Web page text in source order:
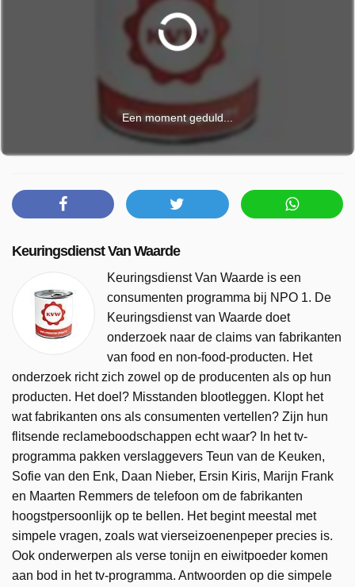
Een moment geduld...
Keuringsdienst Van Waarde
Keuringsdienst Van Waarde is een
consumenten programma bij NPO 1. De
Keuringsdienst van Waarde doet
onderzoek naar de claims van fabrikanten
van food en non-food-producten. Het
onderzoek richt zich zowel op de producenten als op hun
producten. Het doel? Misstanden blootleggen. Klopt het
wat fabrikanten ons als consumenten vertellen? Zijn hun
flitsende reclameboodschappen echt waar? In het tv-
programma pakken verslaggevers Teun van de Keuken,
Sofie van den Enk, Daan Nieber, Ersin Kiris, Marijn Frank
en Maarten Remmers de telefoon om de fabrikanten
hoogstpersoonlijk op te bellen. Het begint meestal met
simpele vragen, zoals wat vierseizoenenpeper precies is.
Ook onderwerpen als verse tonijn en eiwitpoeder komen
aan bod in het tv-programma. Antwoorden op die simpele